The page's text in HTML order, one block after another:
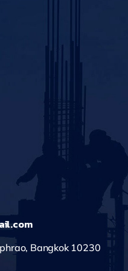
Bangkok 10230